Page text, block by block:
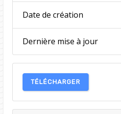
Date de création
Dernière mise à jour
TÉLÉCHARGER